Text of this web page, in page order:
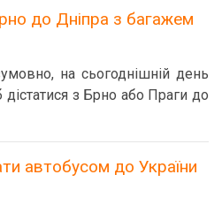
до Дніпра з багажем
на сьогоднішній день
з Брно або Праги до
автобусом до України